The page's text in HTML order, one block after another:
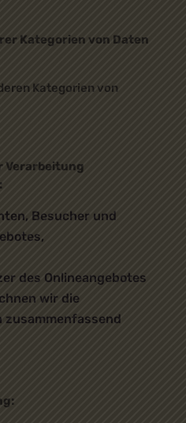
Kategorien von Daten
Kategorien von
Verarbeitung
Besucher und
des Onlineangebotes
wir die
zusammenfassend